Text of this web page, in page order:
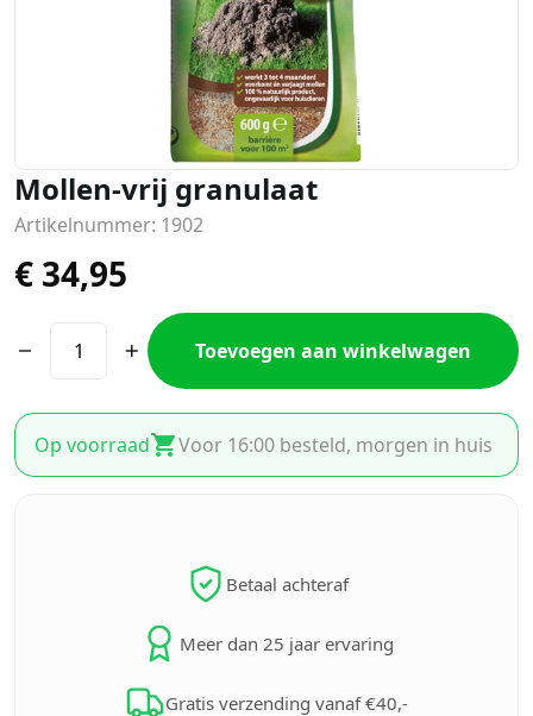
Mollen-vrij granulaat
Artikelnummer: 1902
€ 34,95
Toevoegen aan winkelwagen
Op voorraad Voor 16:00 besteld, morgen in huis
Betaal achteraf
Meer dan 25 jaar ervaring
Gratis verzending vanaf €40,-